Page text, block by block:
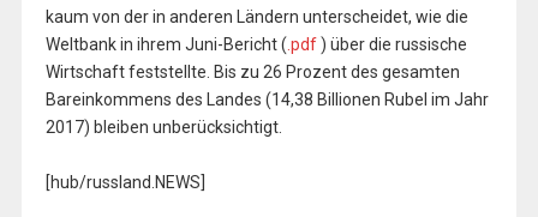
kaum von der in anderen Ländern unterscheidet, wie die
Weltbank in ihrem Juni-Bericht (.pdf) über die russische
Wirtschaft feststellte. Bis zu 26 Prozent des gesamten
Bareinkommens des Landes (14,38 Billionen Rubel im Jahr
2017) bleiben unberücksichtigt.
[hub/russland.NEWS]